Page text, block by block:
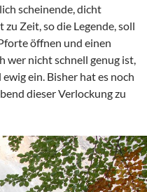
scheinende, dicht
Zeit, so die Legende, soll
öffnen und einen
wer nicht schnell genug ist,
ein. Bisher hat es noch
dieser Verlockung zu